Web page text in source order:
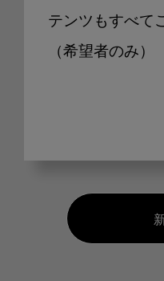
テンツもすべて
（希望者のみ）